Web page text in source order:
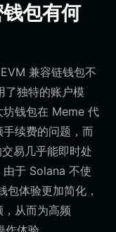
包有何
兼容链钱包不
了独特的账户模
坊钱包在 Meme 代
续费的问题，而
易几乎能即时处
于 Solana 不使
包体验更加简化，
从而为高频